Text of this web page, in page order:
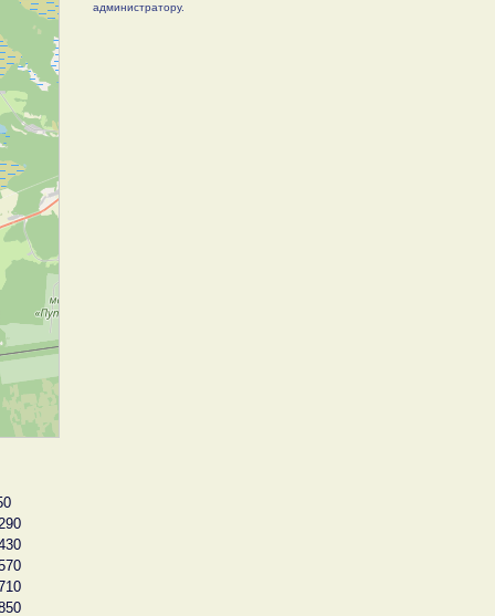
администратору.